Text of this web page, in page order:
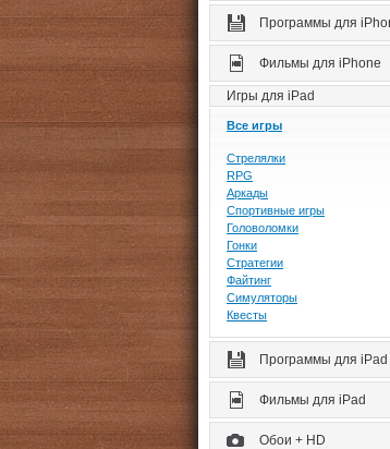
Программы для
Фильмы для iPhone
Игры для iPad
Все игры
Стрелялки
RPG
Аркады
Спортивные игры
Головоломки
Гонки
Стратегии
Файтинг
Симуляторы
Квесты
Программы для iPad
Фильмы для iPad
Обои + HD